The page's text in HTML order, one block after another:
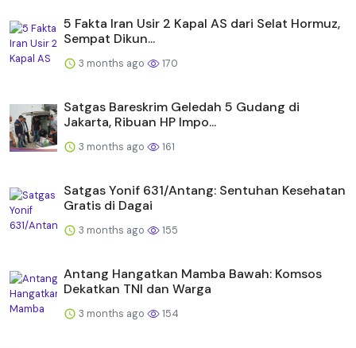
5 Fakta Iran Usir 2 Kapal AS dari Selat Hormuz,
Sempat Dikun...
3 months ago 170
Satgas Bareskrim Geledah 5 Gudang di
Jakarta, Ribuan HP Impo...
3 months ago 161
Satgas Yonif 631/Antang: Sentuhan Kesehatan
Gratis di Dagai
3 months ago 155
Antang Hangatkan Mamba Bawah: Komsos
Dekatkan TNI dan Warga
3 months ago 154